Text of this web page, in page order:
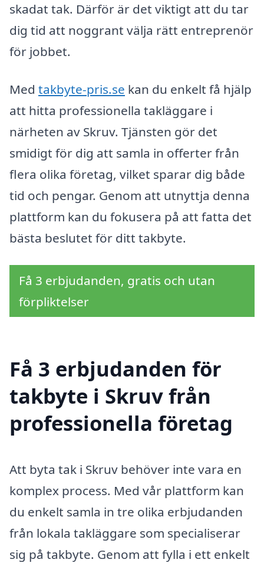
skadat tak. Därför är det viktigt att du tar
dig tid att noggrant välja rätt entreprenör
för jobbet.
Med takbyte-pris.se kan du enkelt få hjälp
att hitta professionella takläggare i
närheten av Skruv. Tjänsten gör det
smidigt för dig att samla in offerter från
flera olika företag, vilket sparar dig både
tid och pengar. Genom att utnyttja denna
plattform kan du fokusera på att fatta det
bästa beslutet för ditt takbyte.
Få 3 erbjudanden, gratis och utan
förpliktelser
Få 3 erbjudanden för
takbyte i Skruv från
professionella företag
Att byta tak i Skruv behöver inte vara en
komplex process. Med vår plattform kan
du enkelt samla in tre olika erbjudanden
från lokala takläggare som specialiserar
sig på takbyte. Genom att fylla i ett enkelt